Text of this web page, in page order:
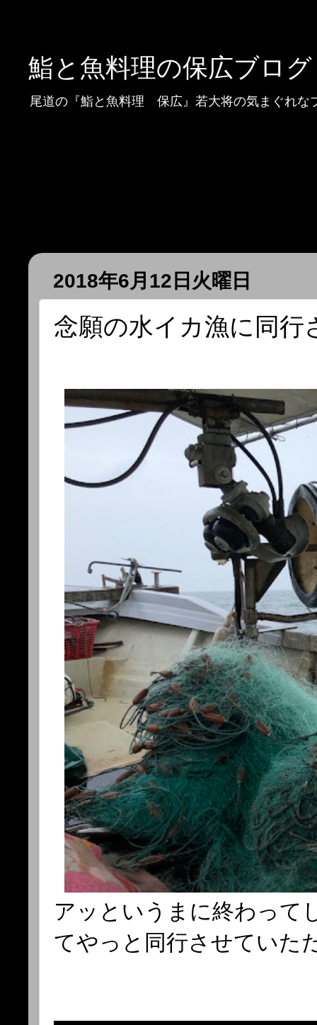
鮨と魚料理の保広ブログ
尾道の『鮨と魚料理 保広』若大将の気まぐれな
2018年6月12日火曜日
念願の水イカ漁に同
アッというまに終わって
てやっと同行させていた